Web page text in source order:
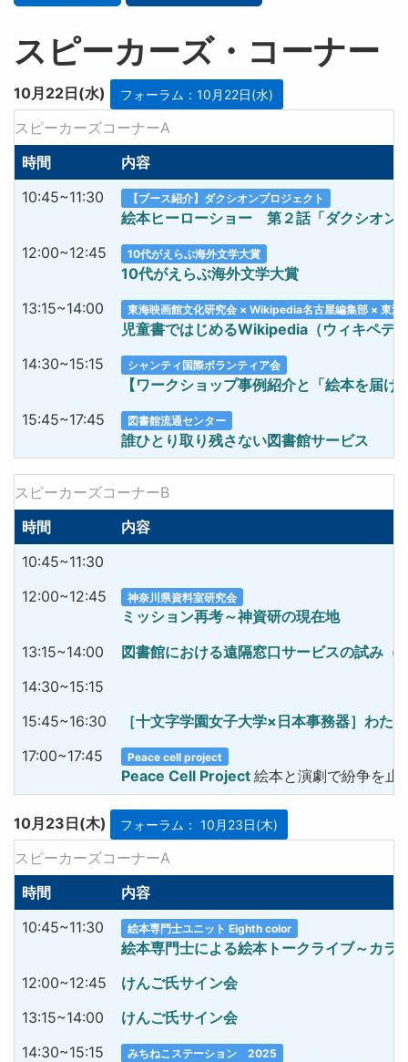
スピーカーズ・コーナー
10月22日(水) フォーラム：10月22日(水)
スピーカーズコーナーA
時間
内容
10:45~11:30
【ブース紹介】ダクシオンプロジェクト
絵本ヒーローショー 第２話「ダクシオ
12:00~12:45
10代がえらぶ海外文学大賞
10代がえらぶ海外文学大賞
13:15~14:00
東海映画館文化研究会 × Wikipedia名古屋編集部 × 東海
児童書ではじめるWikipedia（ウィキペデ
14:30~15:15
シャンティ国際ボランティア会
【ワークショップ事例紹介と「絵本を届け
15:45~17:45
図書館流通センター
誰ひとり取り残さない図書館サービス
スピーカーズコーナーB
時間
内容
10:45~11:30
12:00~12:45
神奈川県資料室研究会
ミッション再考～神資研の現在地
13:15~14:00
図書館における遠隔窓口サービスの試み（
14:30~15:15
15:45~16:30
［十文字学園女子大学×日本事務器］わ
17:00~17:45
Peace cell project
Peace Cell Project 絵本と演劇で紛争を止
10月23日(木) フォーラム： 10月23日(木)
スピーカーズコーナーA
時間
内容
10:45~11:30
絵本専門士ユニット Eighth color
絵本専門士による絵本トークライブ～カラ
12:00~12:45
けんご氏サイン会
13:15~14:00
けんご氏サイン会
14:30~15:15
みちねこステーション 2025